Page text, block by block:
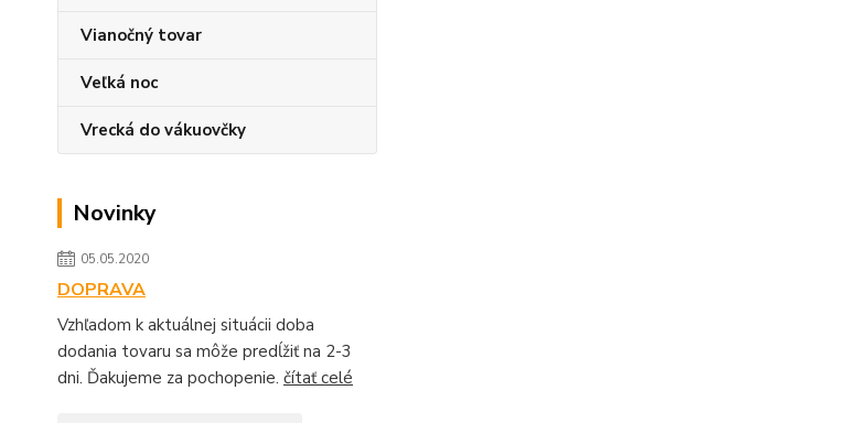
Vianočný tovar
Veľká noc
Vrecká do vákuovčky
Novinky
05.05.2020
DOPRAVA
Vzhľadom k aktuálnej situácii doba
dodania tovaru sa môže predĺžiť na 2-3
dni. Ďakujeme za pochopenie. čítať celé